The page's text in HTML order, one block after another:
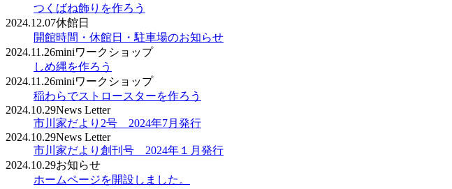
つくばね飾りを作ろう
2024.12.07休館日
開館時間・休館日・駐車場のお知らせ
2024.11.26miniワークショップ
しめ縄を作ろう
2024.11.26miniワークショップ
稲わらでストロースターを作ろう
2024.10.29News Letter
市川家だより2号 2024年7月発行
2024.10.29News Letter
市川家だより創刊号 2024年１月発行
2024.10.29お知らせ
ホームページを開設しました。